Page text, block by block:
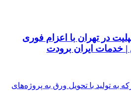
در تهران با اعزام فوری
خدمات ایران برودت